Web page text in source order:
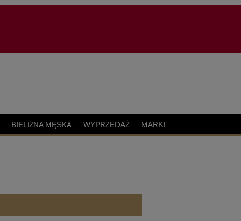
BIELIZNA MĘSKA WYPRZEDAŻ MARKI